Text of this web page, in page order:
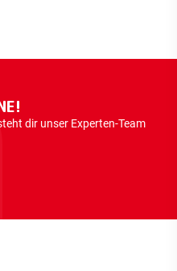
dir unser Experten-Team